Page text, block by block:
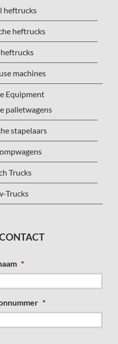
heftrucks
heftrucks
heftrucks
machines
Equipment
palletwagens
stapelaars
Trucks
Trucks
*
*